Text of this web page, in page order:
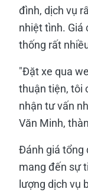
đình, dịch vụ
nhiệt tình. Giá
thống rất
"Đặt xe qua
thuận tiện, tôi
nhận tư vấn
Văn Minh,
Đánh giá tổng
mang đến sự
lượng dịch vụ